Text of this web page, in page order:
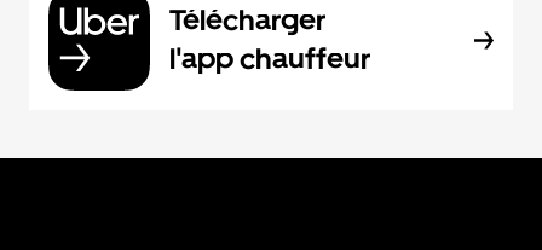
Télécharger
l'app chauffeur